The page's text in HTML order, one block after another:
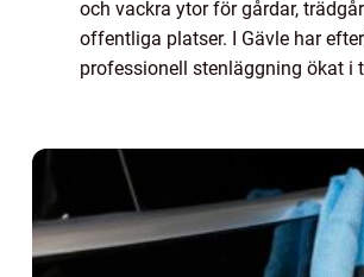
och vackra ytor för gårdar,
offentliga platser. I Gävle har
professionell stenläggning ökat i